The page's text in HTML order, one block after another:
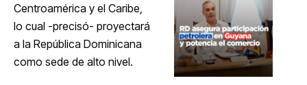
Centroamérica y el Caribe,
lo cual -precisó- proyectará
a la República Dominicana
como sede de alto nivel.